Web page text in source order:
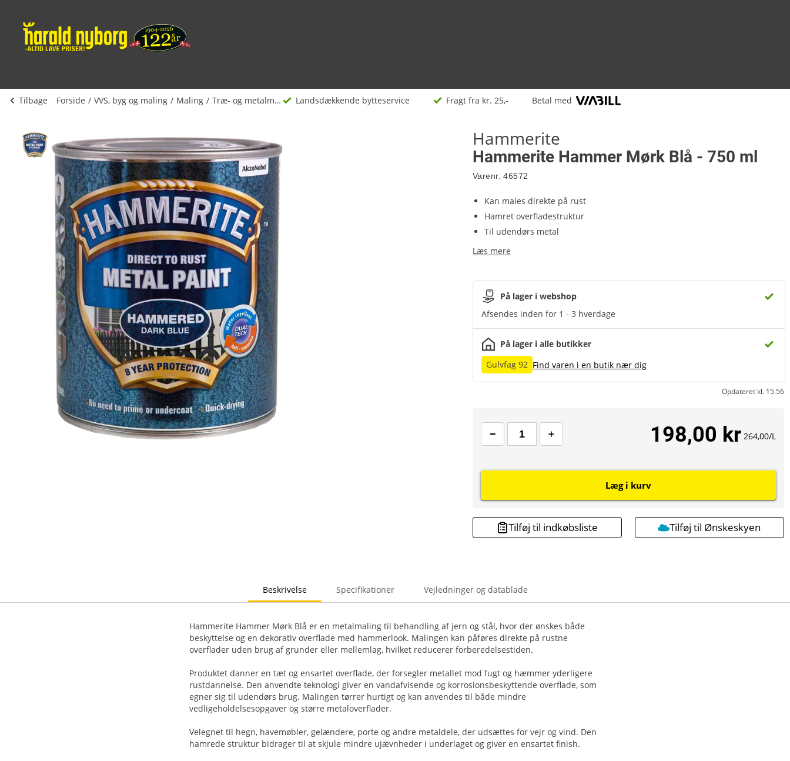
Tilbage Forside VVS, byg og maling Maling Træ- og metalmaling Landsdækkende bytteservice Fragt fra kr. 25,- Betal med
Hammerite
Hammerite Hammer Mørk Blå - 750 ml
Varenr. 46572
Kan males direkte på rust
Hamret overfladestruktur
Til udendørs metal
Læs mere
På lager i webshop
Afsendes inden for 1 - 3 hverdage
På lager i alle butikker
Gulvfag 92 Find varen i en butik nær dig
Opdateret kl. 15.56
198,00 kr 264,00/L
Læg i kurv
Tilføj til indkøbsliste Tilføj til Ønskeskyen
Beskrivelse Specifikationer Vejledninger og datablade
Hammerite Hammer Mørk Blå er en metalmaling til behandling af jern og stål, hvor der ønskes både
beskyttelse og en dekorativ overflade med hammerlook. Malingen kan påføres direkte på rustne
overflader uden brug af grunder eller mellemlag, hvilket reducerer forberedelsestiden.
Produktet danner en tæt og ensartet overflade, der forsegler metallet mod fugt og hæmmer yderligere
rustdannelse. Den anvendte teknologi giver en vandafvisende og korrosionsbeskyttende overflade, som
egner sig til udendørs brug. Malingen tørrer hurtigt og kan anvendes til både mindre
vedligeholdelsesopgaver og større metaloverflader.
Velegnet til hegn, havemøbler, gelændere, porte og andre metaldele, der udsættes for vejr og vind. Den
hamrede struktur bidrager til at skjule mindre ujævnheder i underlaget og giver en ensartet finish.